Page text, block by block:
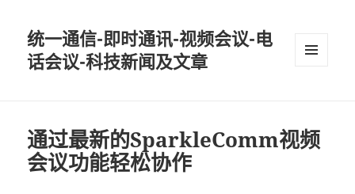
统一通信-即时通讯-视频会议-电
话会议-科技新闻及文章
通过最新的SparkleComm视频
会议功能轻松协作